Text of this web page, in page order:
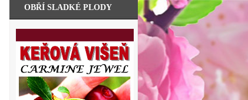
OBŘÍ SLADKÉ PLODY